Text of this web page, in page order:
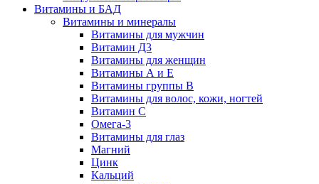
Витамины и БАД
Витамины и минералы
Витамины для мужчин
Витамин Д3
Витамины для женщин
Витамины А и Е
Витамины группы В
Витамины для волос, кожи, ногтей
Витамин С
Омега-3
Витамины для глаз
Магний
Цинк
Кальций